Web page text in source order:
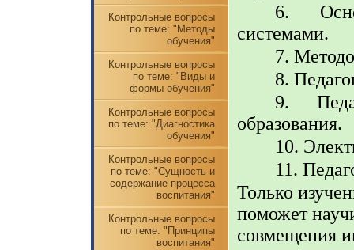
Контрольные вопросы
по теме: "Методы
обучения"
Контрольные вопросы
по теме: "Виды и
формы обучения"
Контрольные вопросы
по теме: "Диагностика
обучения"
Контрольные вопросы
по теме: "Сущность и
содержание процесса
воспитания"
Контрольные вопросы
по теме: "Принципы
воспитания"
6.
системами.
7.
8.
9.
образования.
10.
11.
Только
поможет
совмещения